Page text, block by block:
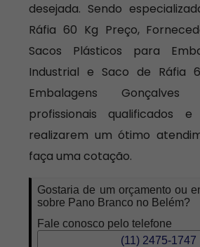
desejada. Sendo
Ráfia 60 Kg Preço,
Sacos Plásticos para
Industrial e Saco de Ráfia
Embalagens
profissionais qualificados
realizarem um ótimo
faça uma cotação.
Gostaria de um orçamento ou
sobre Pano Branco no Belém?
Fale conosco pelo telefone
(11) 2475-1747